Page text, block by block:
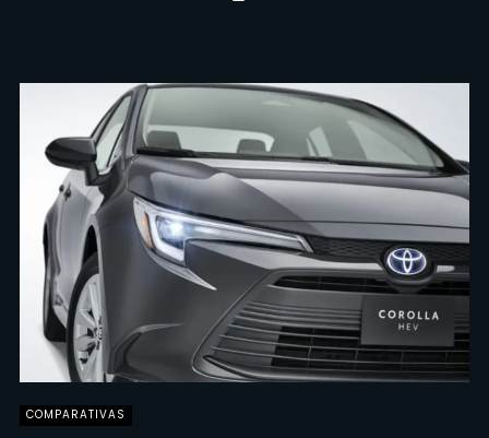
COMPARATIVAS